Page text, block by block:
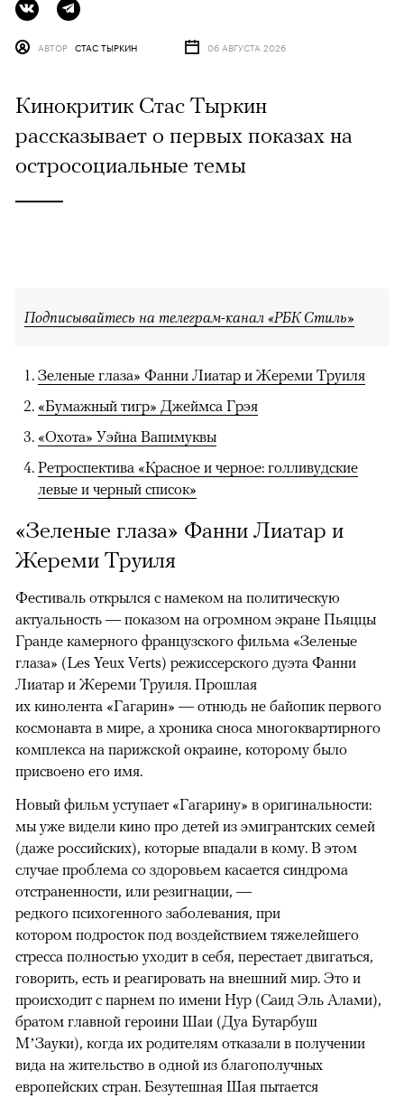
АВТОР СТАС ТЫРКИН 06 АВГУСТА 2026
Кинокритик Стас Тыркин
рассказывает о первых показах на
остросоциальные темы
Подписывайтесь на телеграм-канал «РБК Стиль»
Зеленые глаза» Фанни Лиатар и Жереми Труиля
«Бумажный тигр» Джеймса Грэя
«Охота» Уэйна Вапимуквы
Ретроспектива «Красное и черное: голливудские
левые и черный список»
«Зеленые глаза» Фанни Лиатар и
Жереми Труиля
Фестиваль открылся с намеком на политическую
актуальность — показом на огромном экране Пьяццы
Гранде камерного французского фильма «Зеленые
глаза» (Les Yeux Verts) режиссерского дуэта Фанни
Лиатар и Жереми Труиля. Прошлая
их кинолента «Гагарин» — отнюдь не байопик первого
космонавта в мире, а хроника сноса многоквартирного
комплекса на парижской окраине, которому было
присвоено его имя.
Новый фильм уступает «Гагарину» в оригинальности:
мы уже видели кино про детей из эмигрантских семей
(даже российских), которые впадали в кому. В этом
случае проблема со здоровьем касается синдрома
отстраненности, или резигнации, —
редкого психогенного заболевания, при
котором подросток под воздействием тяжелейшего
стресса полностью уходит в себя, перестает двигаться,
говорить, есть и реагировать на внешний мир. Это и
происходит с парнем по имени Нур (Саид Эль Алами),
братом главной героини Шаи (Дуа Бутарбуш
М’Зауки), когда их родителям отказали в получении
вида на жительство в одной из благополучных
европейских стран. Безутешная Шая пытается